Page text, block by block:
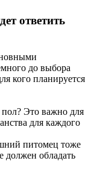
ответить
до выбора
кого планируется
пол? Это важно для
для каждого
питомец тоже
должен обладать